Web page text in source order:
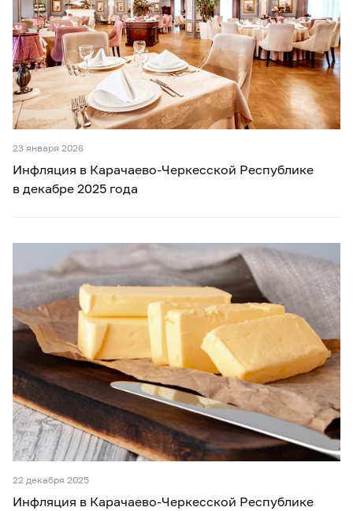
23 января 2026
Инфляция в Карачаево-Черкесской Республике
в декабре 2025 года
22 декабря 2025
Инфляция в Карачаево-Черкесской Республике